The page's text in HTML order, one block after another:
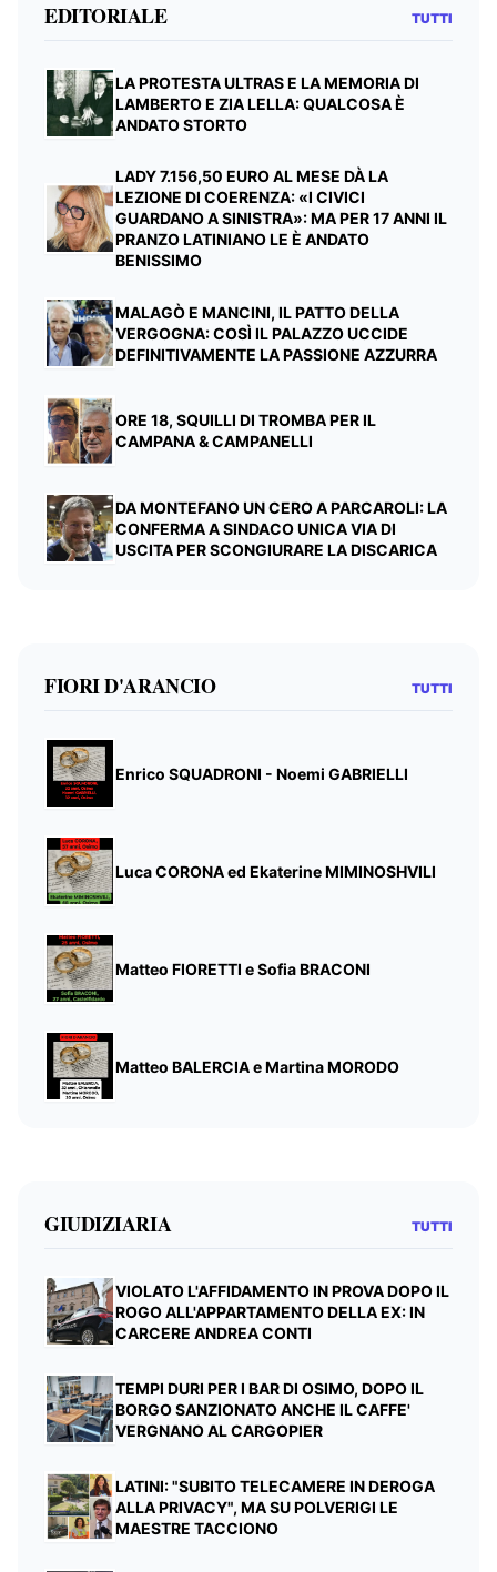
EDITORIALE TUTTI
LA PROTESTA ULTRAS E LA MEMORIA DI
LAMBERTO E ZIA LELLA: QUALCOSA È
ANDATO STORTO
LADY 7.156,50 EURO AL MESE DÀ LA
LEZIONE DI COERENZA: «I CIVICI
GUARDANO A SINISTRA»: MA PER 17 ANNI IL
PRANZO LATINIANO LE È ANDATO
BENISSIMO
MALAGÒ E MANCINI, IL PATTO DELLA
VERGOGNA: COSÌ IL PALAZZO UCCIDE
DEFINITIVAMENTE LA PASSIONE AZZURRA
ORE 18, SQUILLI DI TROMBA PER IL
CAMPANA & CAMPANELLI
DA MONTEFANO UN CERO A PARCAROLI: LA
CONFERMA A SINDACO UNICA VIA DI
USCITA PER SCONGIURARE LA DISCARICA
FIORI D'ARANCIO TUTTI
Enrico SQUADRONI - Noemi GABRIELLI
Luca CORONA ed Ekaterine MIMINOSHVILI
Matteo FIORETTI e Sofia BRACONI
Matteo BALERCIA e Martina MORODO
GIUDIZIARIA TUTTI
VIOLATO L'AFFIDAMENTO IN PROVA DOPO IL
ROGO ALL'APPARTAMENTO DELLA EX: IN
CARCERE ANDREA CONTI
TEMPI DURI PER I BAR DI OSIMO, DOPO IL
BORGO SANZIONATO ANCHE IL CAFFE'
VERGNANO AL CARGOPIER
LATINI: "SUBITO TELECAMERE IN DEROGA
ALLA PRIVACY", MA SU POLVERIGI LE
MAESTRE TACCIONO